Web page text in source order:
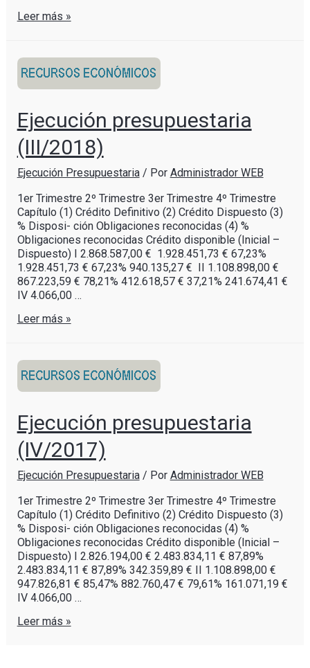
Leer más »
Ejecución presupuestaria
(III/2018)
Ejecución Presupuestaria/ Por Administrador WEB
1er Trimestre 2º Trimestre 3er Trimestre 4º Trimestre
Capítulo (1) Crédito Definitivo (2) Crédito Dispuesto (3)
% Disposi- ción Obligaciones reconocidas (4) %
Obligaciones reconocidas Crédito disponible (Inicial –
Dispuesto) I 2.868.587,00 € 1.928.451,73 € 67,23%
1.928.451,73 € 67,23% 940.135,27 € II 1.108.898,00 €
867.223,59 € 78,21% 412.618,57 € 37,21% 241.674,41 €
IV 4.066,00 …
Leer más »
Ejecución presupuestaria
(IV/2017)
Ejecución Presupuestaria/ Por Administrador WEB
1er Trimestre 2º Trimestre 3er Trimestre 4º Trimestre
Capítulo (1) Crédito Definitivo (2) Crédito Dispuesto (3)
% Disposi- ción Obligaciones reconocidas (4) %
Obligaciones reconocidas Crédito disponible (Inicial –
Dispuesto) I 2.826.194,00 € 2.483.834,11 € 87,89%
2.483.834,11 € 87,89% 342.359,89 € II 1.108.898,00 €
947.826,81 € 85,47% 882.760,47 € 79,61% 161.071,19 €
IV 4.066,00 …
Leer más »